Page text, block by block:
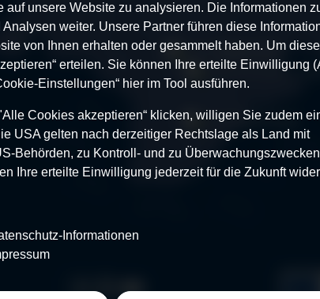
unsere Website zu analysieren. Die Informationen
weiter. Unsere Partner führen diese
von Ihnen erhalten oder gesammelt haben. Um
erteilen. Sie können Ihre erteilte Einwilligung
Einstellungen“ hier im Tool ausführen.
Cookies akzeptieren“ klicken, willigen Sie zudem
USA gelten nach derzeitiger Rechtslage als Land mit
Behörden, zu Kontroll- und zu
Ihre erteilte Einwilligung jederzeit für die Zukunft
Informationen